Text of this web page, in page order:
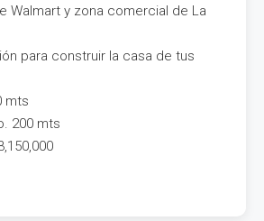
Walmart y zona comercial de La
para construir la casa de tus
mts
200 mts